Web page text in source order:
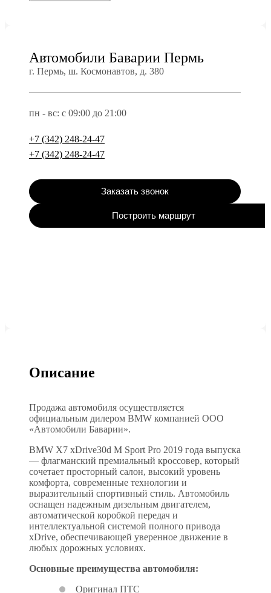
Автомобили Баварии Пермь
г. Пермь, ш. Космонавтов, д. 380
пн - вс: с 09:00 до 21:00
+7 (342) 248-24-47
+7 (342) 248-24-47
Заказать звонок
Построить маршрут
Описание
Продажа автомобиля осуществляется
официальным дилером BMW компанией ООО
«Автомобили Баварии».
BMW X7 xDrive30d M Sport Pro 2019 года выпуска
— флагманский премиальный кроссовер, который
сочетает просторный салон, высокий уровень
комфорта, современные технологии и
выразительный спортивный стиль. Автомобиль
оснащен надежным дизельным двигателем,
автоматической коробкой передач и
интеллектуальной системой полного привода
xDrive, обеспечивающей уверенное движение в
любых дорожных условиях.
Основные преимущества автомобиля:
Оригинал ПТС